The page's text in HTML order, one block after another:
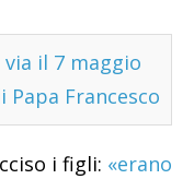
via il 7 maggio
Papa Francesco
i figli: «erano